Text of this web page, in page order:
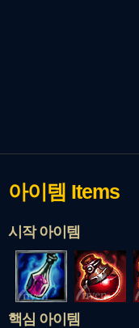
아이템 Items
시작 아이템
핵심 아이템